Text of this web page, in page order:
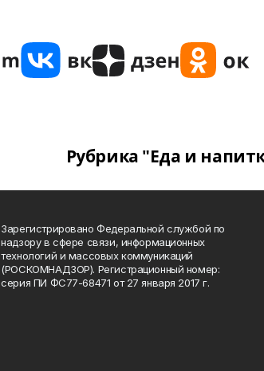
Рубрика "Еда и
Зарегистрировано Федеральной службой по
надзору в сфере связи, информационных
технологий и массовых коммуникаций
(РОСКОМНАДЗОР). Регистрационный номер:
серия ПИ ФС77-68471 от 27 января 2017 г.